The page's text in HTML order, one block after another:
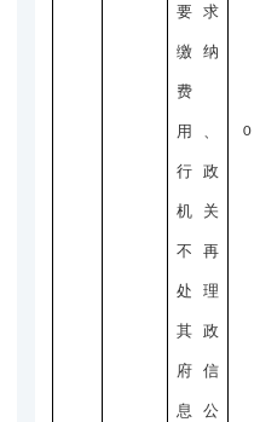
要求
缴纳
费
用、
行政
机关
不再
处理
其政
府信
息公
0